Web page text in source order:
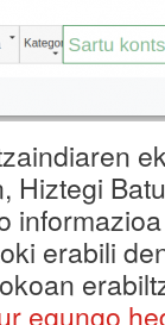
Hiztegi
erabili
egungo